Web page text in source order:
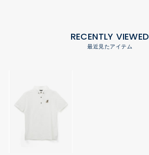
RECENTLY VIEWED
最近見たアイテム